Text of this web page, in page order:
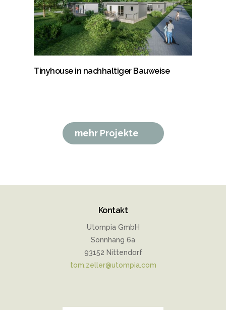
Tinyhouse in nachhaltiger Bauweise
mehr Projekte
Kontakt
Utompia GmbH
Sonnhang 6a
93152 Nittendorf
tom.zeller@utompia.com